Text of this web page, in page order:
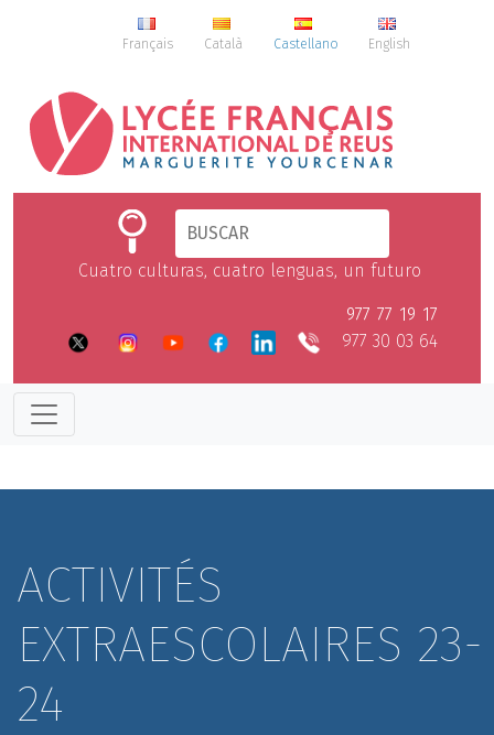
Français Català Castellano English
Cuatro culturas, cuatro lenguas, un futuro
977 77 19 17
977 30 03 64
ACTIVITÉS
EXTRAESCOLAIRES 23-
24